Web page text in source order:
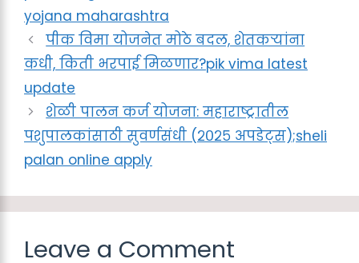
yojana maharashtra
पीक विमा योजनेत मोठे बदल, शेतकऱ्यांना
कधी, किती भरपाई मिळणार?pik vima latest
update
शेळी पालन कर्ज योजना: महाराष्ट्रातील
पशुपालकांसाठी सुवर्णसंधी (२०२५ अपडेट्स);sheli
palan online apply
Leave a Comment